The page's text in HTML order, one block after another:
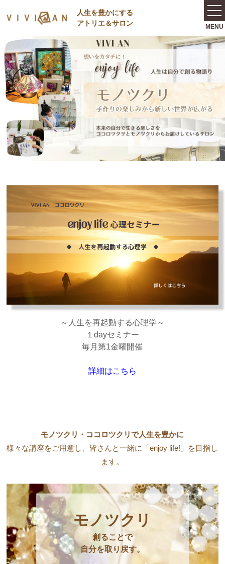
⼈⽣を豊かにする
アトリエ＆サロン
～人生を再起動する心理学～
１dayセミナー
毎月第1金曜開催
詳細はこちら
モノツクリ・ココロツクリで人生を豊かに
様々な講座をご用意し、皆さんと一緒に「enjoy life!」を目指し
ます。
モノツクリ
創ることで
自分を取り戻す。